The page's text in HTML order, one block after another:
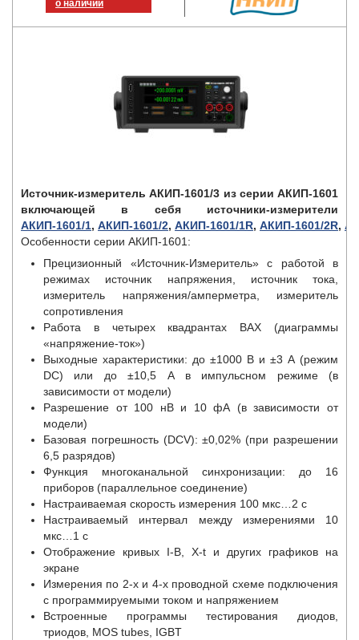
о наличии
Источник-измеритель АКИП-1601/3 из серии АКИП-1601
включающей в себя источники-измерители
АКИП-1601/1, АКИП-1601/2, АКИП-1601/1R, АКИП-1601/2R,
Особенности серии АКИП-1601:
Прецизионный «Источник-Измеритель» с работой в
режимах источник напряжения, источник тока,
измеритель напряжения/амперметра, измеритель
сопротивления
Работа в четырех квадрантах ВАХ (диаграммы
«напряжение-ток»)
Выходные характеристики: до ±1000 В и ±3 А (режим
DC) или до ±10,5 А в импульсном режиме (в
зависимости от модели)
Разрешение от 100 нВ и 10 фА (в зависимости от
модели)
Базовая погрешность (DCV): ±0,02% (при разрешении
6,5 разрядов)
Функция многоканальной синхронизации: до 16
приборов (параллельное соединение)
Настраиваемая скорость измерения 100 мкс…2 с
Настраиваемый интервал между измерениями 10
мкс…1 с
Отображение кривых I-В, X-t и других графиков на
экране
Измерения по 2-х и 4-х проводной схеме подключения
с программируемыми током и напряжением
Встроенные программы тестирования диодов,
триодов, MOS tubes, IGBT